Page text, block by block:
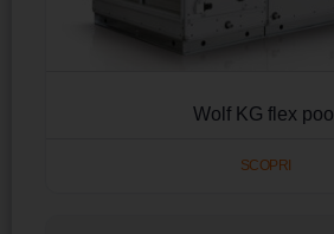
Wolf KG flex pool
SCOPRI